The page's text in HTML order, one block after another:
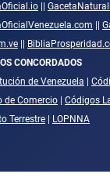
CONCORDADOS
de Venezuela
de Comercio
Códigos
Terrestre
LOPNNA